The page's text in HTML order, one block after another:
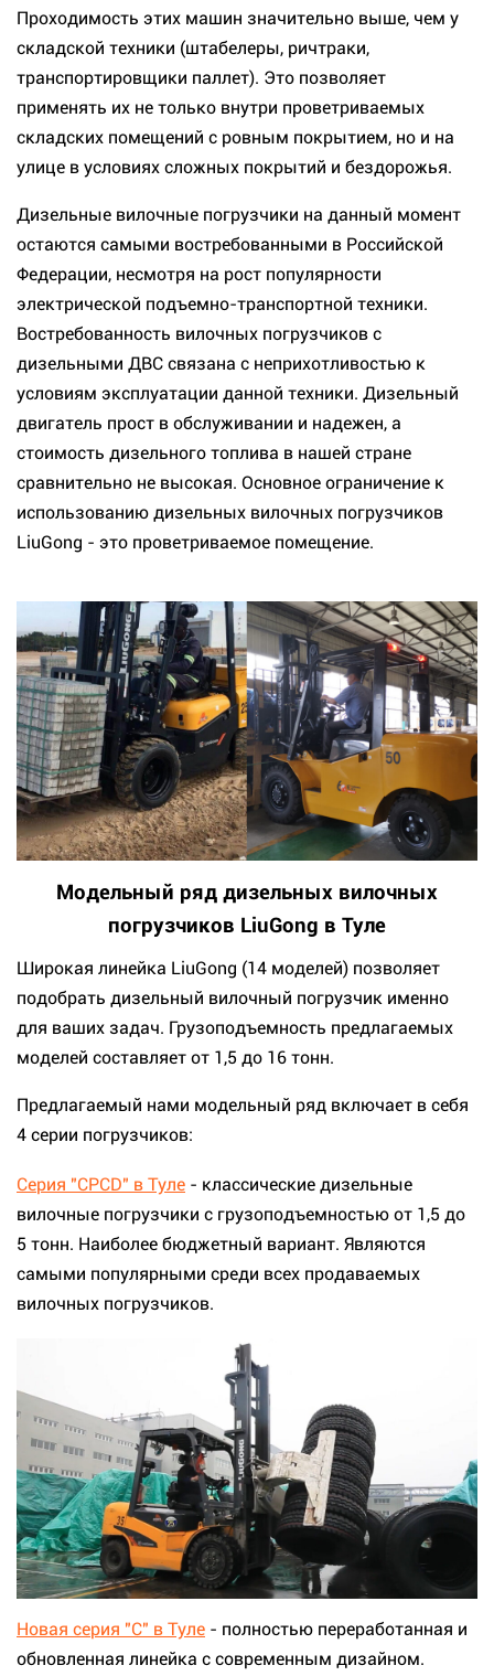
Проходимость этих машин значительно выше, чем у
складской техники (штабелеры, ричтраки,
транспортировщики паллет). Это позволяет
применять их не только внутри проветриваемых
складских помещений с ровным покрытием, но и на
улице в условиях сложных покрытий и бездорожья.
Дизельные вилочные погрузчики на данный момент
остаются самыми востребованными в Российской
Федерации, несмотря на рост популярности
электрической подъемно-транспортной техники.
Востребованность вилочных погрузчиков с
дизельными ДВС связана с неприхотливостью к
условиям эксплуатации данной техники. Дизельный
двигатель прост в обслуживании и надежен, а
стоимость дизельного топлива в нашей стране
сравнительно не высокая. Основное ограничение к
использованию дизельных вилочных погрузчиков
LiuGong - это проветриваемое помещение.
Модельный ряд дизельных вилочных
погрузчиков LiuGong в Туле
Широкая линейка LiuGong (14 моделей) позволяет
подобрать дизельный вилочный погрузчик именно
для ваших задач. Грузоподъемность предлагаемых
моделей составляет от 1,5 до 16 тонн.
Предлагаемый нами модельный ряд включает в себя
4 серии погрузчиков:
Серия "CPCD" в Туле - классические дизельные
вилочные погрузчики с грузоподъемностью от 1,5 до
5 тонн. Наиболее бюджетный вариант. Являются
самыми популярными среди всех продаваемых
вилочных погрузчиков.
Новая серия "C" в Туле - полностью переработанная и
обновленная линейка с современным дизайном.